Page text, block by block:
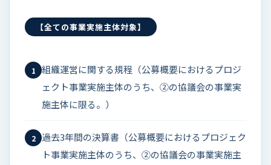
【全ての事業実施主体対象】
1
組織運営に関する規程（公募概要におけるプロジ
ェクト事業実施主体のうち、②の協議会の事業実
施主体に限る。）
2
過去3年間の決算書（公募概要におけるプロジェク
ト事業実施主体のうち、②の協議会の事業実施主